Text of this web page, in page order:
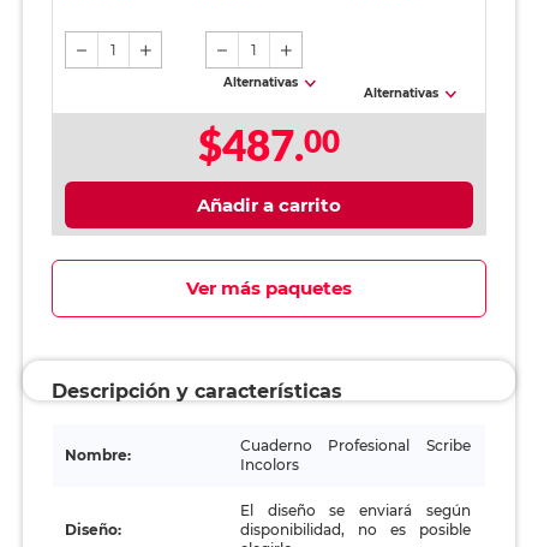
1 1
Alternativas
Alternativas
$487.00
Añadir a carrito
Ver más paquetes
Descripción y características
Nombre:
Cuaderno Profesional Scribe
Incolors
Diseño:
El diseño se enviará según
disponibilidad, no es posible